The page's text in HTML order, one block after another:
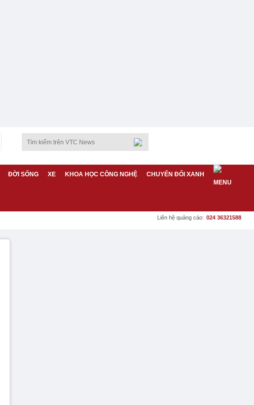
ĐỜI SỐNG XE KHOA HỌC CÔNG NGHỆ CHUYỂN ĐỔI XANH
Liên hệ quảng cáo: 024 36321588